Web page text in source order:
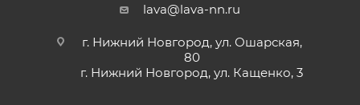
lava@lava-nn.ru
г. Нижний Новгород, ул. Ошарская,
80
г. Нижний Новгород, ул. Кащенко, 3